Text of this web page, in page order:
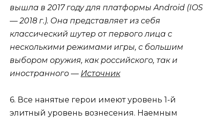
вышла в 2017 году для платформы Android (IOS
— 2018 г.). Она представляет из себя
классический шутер от первого лица с
несколькими режимами игры, с большим
выбором оружия, как российского, так и
иностранного — Источник
6. Все нанятые герои имеют уровень 1-й
элитный уровень вознесения. Наемным